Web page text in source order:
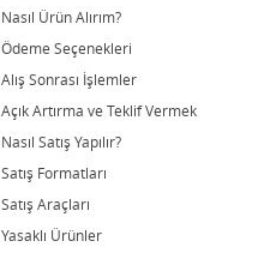
Nasıl Ürün Alırım?
Ödeme Seçenekleri
Alış Sonrası İşlemler
Açık Artırma ve Teklif Vermek
Nasıl Satış Yapılır?
Satış Formatları
Satış Araçları
Yasaklı Ürünler